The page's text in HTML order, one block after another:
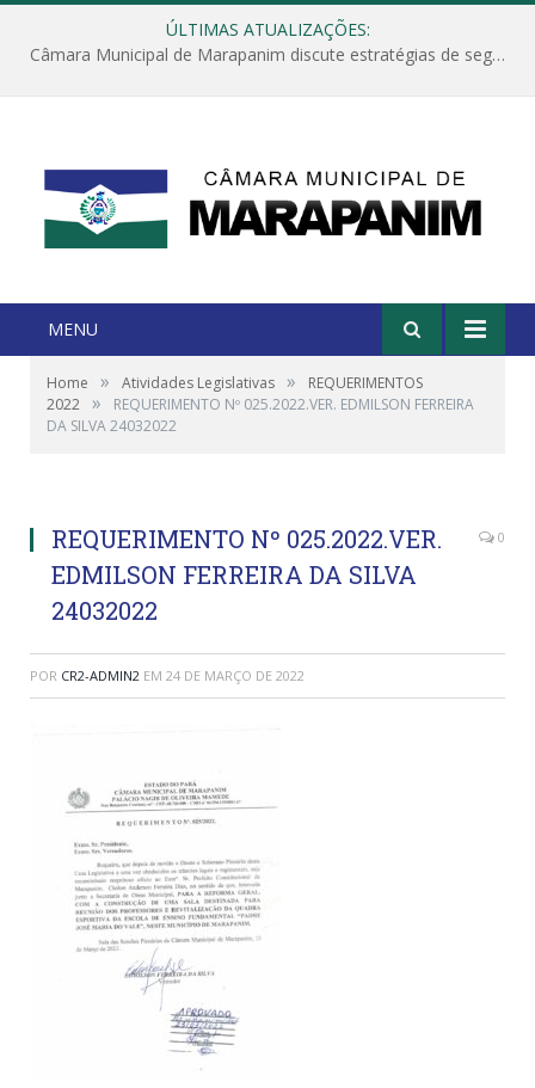
ÚLTIMAS ATUALIZAÇÕES:
Câmara Municipal de Marapanim discute estratégias de segurança com autoridades e poder executivo
MENU
Home » Atividades Legislativas »
REQUERIMENTOS
2022 »
REQUERIMENTO Nº 025.2022.VER. EDMILSON FERREIRA
DA SILVA 24032022
REQUERIMENTO Nº 025.2022.VER.
EDMILSON FERREIRA DA SILVA
24032022
0
POR CR2-ADMIN2 EM 24 DE MARÇO DE 2022